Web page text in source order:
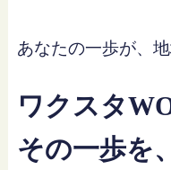
あなたの一歩が、
ワクスタ
その一歩を